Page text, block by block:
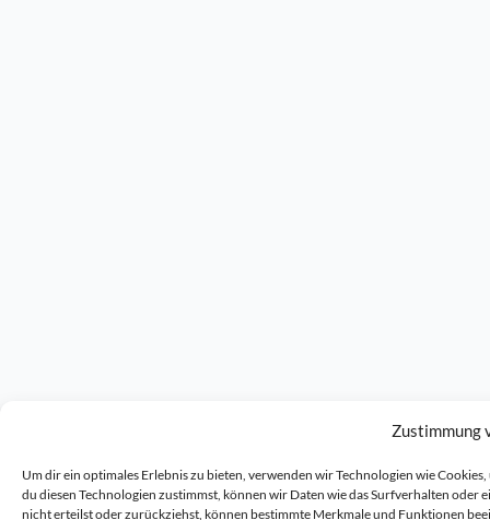
Zustimmung
Um dir ein optimales Erlebnis zu bieten, verwenden wir Technologien wie
du diesen Technologien zustimmst, können wir Daten wie das Surfverhalten
nicht erteilst oder zurückziehst, können bestimmte Merkmale und Funktionen